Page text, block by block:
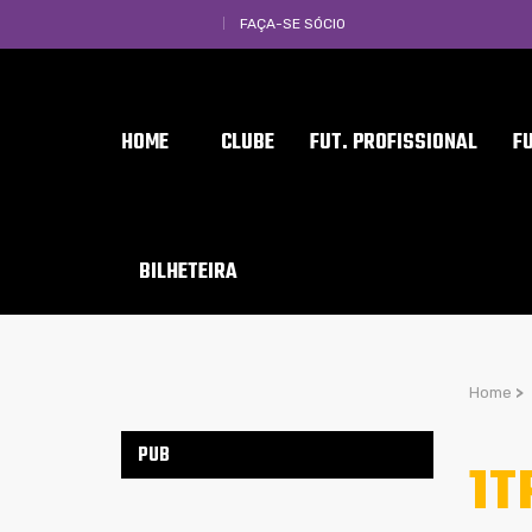
FAÇA-SE SÓCIO
HOME CLUBE FUT. PROFISSIONAL
BILHETEIRA
Home >
PUB